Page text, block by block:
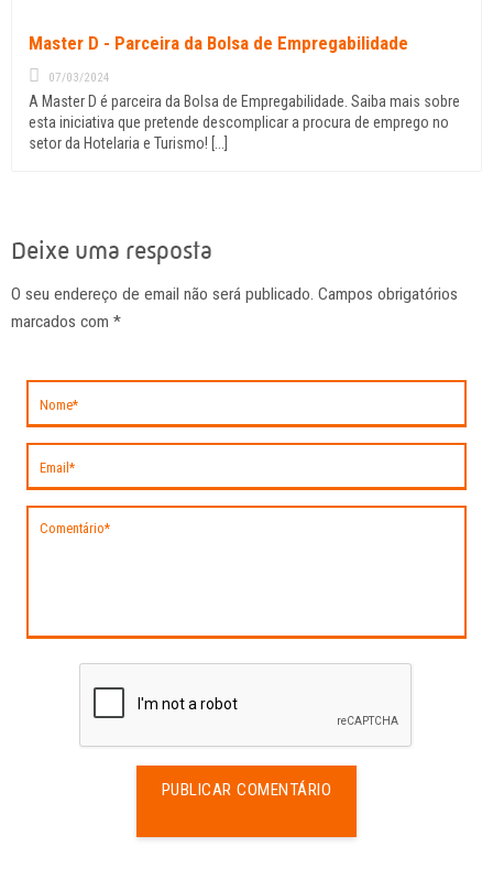
Master D - Parceira da Bolsa de Empregabilidade
07/03/2024
A Master D é parceira da Bolsa de Empregabilidade. Saiba mais sobre
esta iniciativa que pretende descomplicar a procura de emprego no
Deixe uma resposta
O seu endereço de email não será publicado. Campos obrigatórios
marcados com *